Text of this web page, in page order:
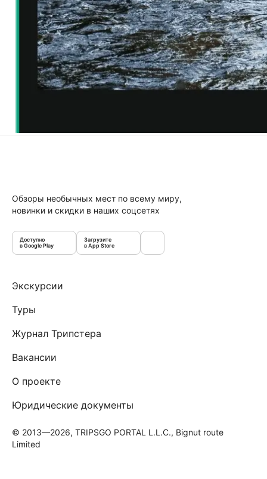
Обзоры необычных мест по всему миру,
новинки и скидки в наших соцсетях
Доступно
в Google Play
Загрузите
в App Store
Экскурсии
Туры
Журнал Трипстера
Вакансии
О проекте
Юридические документы
© 2013—2026, TRIPSGO PORTAL L.L.C., Bignut route
Limited